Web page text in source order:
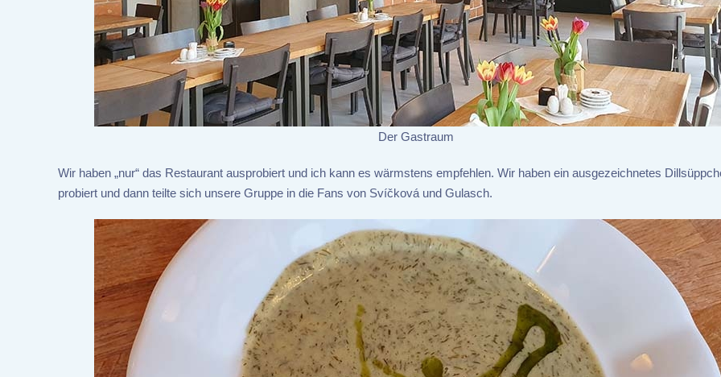
Der Gastraum
Wir haben „nur“ das Restaurant ausprobiert und ich kann es wärmstens empfehlen. Wir haben ein ausgezeichnetes
probiert und dann teilte sich unsere Gruppe in die Fans von Svíčková und Gulasch.